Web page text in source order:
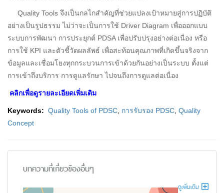
Quality Tools จึงเป็นกลไกสำคัญที่ช่วยแปลงเป้าหมายสู่การปฏิบัติ
อย่างเป็นรูปธรรม ไม่ว่าจะเป็นการใช้ Driver Diagram เพื่อออกแบบ
ระบบการพัฒนา การประยุกต์ PDSA เพื่อปรับปรุงอย่างต่อเนื่อง หรือ
การใช้ KPI และตัวชี้วัดผลลัพธ์ เพื่อสะท้อนคุณภาพที่เกิดขึ้นจริงจาก
ข้อมูลและเชื่อมโยงทุกกระบวนการเข้าด้วยกันอย่างเป็นระบบ ตั้งแต่
การเข้าถึงบริการ การดูแลรักษา ไปจนถึงการดูแลต่อเนื่อง
คลิกเพื่อดูรายละเอียดเพิ่มเติม
Keywords: Quality Tools of PDSC การรับรอง PDSC Quality
Concept
บทความที่เกี่ยวข้องอื่นๆ
ดูเพิ่มเติม